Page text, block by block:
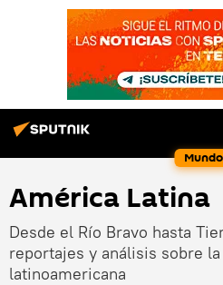
Mundo
América Latina
Desde el Río Bravo hasta
reportajes y análisis sobre
latinoamericana